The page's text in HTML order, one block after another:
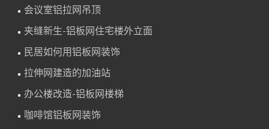
会议室铝拉网吊顶
夹缝新生-铝板网住宅楼外立面
民居如何用铝板网装饰
拉伸网建造的加油站
办公楼改造-铝板网楼梯
咖啡馆铝板网装饰